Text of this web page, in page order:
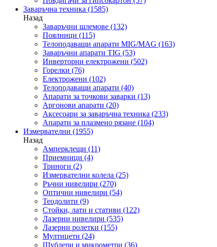
Заваръчна техника (1585)
Назад
Заваръчни шлемове (132)
Поялници (115)
Телоподаващи апарати MIG/MAG (163)
Заваръчни апарати TIG (53)
Инверторни електрожени (502)
Горелки (76)
Електрожени (102)
Телоподаващи апарати (40)
Апарати за точкови заварки (13)
Аргонови апарати (20)
Аксесоари за заваръчна техника (233)
Апарати за плазмено рязане (104)
Измервателни (1955)
Назад
Амперклещи (11)
Приемници (4)
Триноги (2)
Измервателни колела (25)
Ръчни нивелири (270)
Оптични нивелири (54)
Теодолити (9)
Стойки, лати и стативи (122)
Лазерни нивелири (535)
Лазерни ролетки (155)
Мултицети (24)
Шублери и микрометри (36)